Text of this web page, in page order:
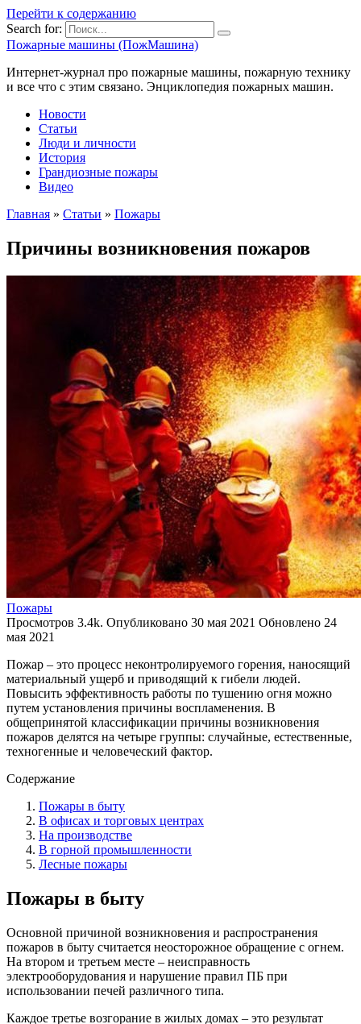
Перейти к содержанию
Search for:
Пожарные машины (ПожМашина)
Интернет-журнал про пожарные машины, пожарную технику
и все что с этим связано. Энциклопедия пожарных машин.
Новости
Статьи
Люди и личности
История
Грандиозные пожары
Видео
Главная » Статьи » Пожары
Причины возникновения пожаров
Пожары
Просмотров 3.4k. Опубликовано 30 мая 2021 Обновлено 24
мая 2021
Пожар – это процесс неконтролируемого горения, наносящий
материальный ущерб и приводящий к гибели людей.
Повысить эффективность работы по тушению огня можно
путем установления причины воспламенения. В
общепринятой классификации причины возникновения
пожаров делятся на четыре группы: случайные, естественные,
техногенные и человеческий фактор.
Содержание
Пожары в быту
В офисах и торговых центрах
На производстве
В горной промышленности
Лесные пожары
Пожары в быту
Основной причиной возникновения и распространения
пожаров в быту считается неосторожное обращение с огнем.
На втором и третьем месте – неисправность
электрооборудования и нарушение правил ПБ при
использовании печей различного типа.
Каждое третье возгорание в жилых домах – это результат